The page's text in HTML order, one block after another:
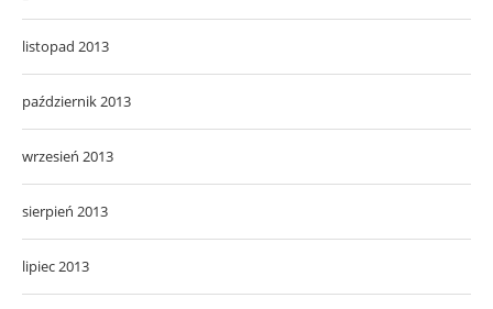
listopad 2013
październik 2013
wrzesień 2013
sierpień 2013
lipiec 2013